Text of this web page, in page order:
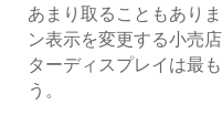
あまり取ることもあり
ン表示を変更する小売
ターディスプレイは最
う。